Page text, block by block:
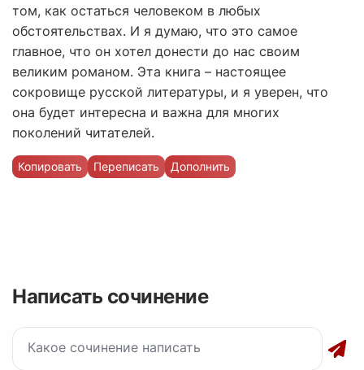
том, как остаться человеком в любых
обстоятельствах. И я думаю, что это самое
главное, что он хотел донести до нас своим
великим романом. Эта книга – настоящее
сокровище русской литературы, и я уверен, что
она будет интересна и важна для многих
поколений читателей.
Копировать Переписать Дополнить
Написать сочинение